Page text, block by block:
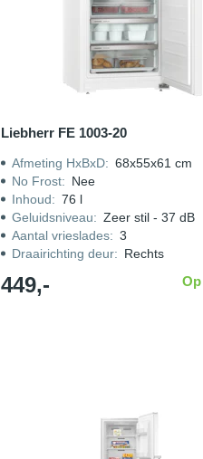
Liebherr FE 1003-20
Afmeting HxBxD: 68x55x61 cm
No Frost: Nee
Inhoud: 76 l
Geluidsniveau: Zeer stil - 37 dB
Aantal vrieslades: 3
Draairichting deur: Rechts
449,-